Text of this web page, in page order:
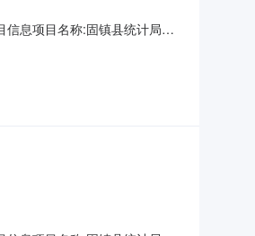
息项目名称:固镇县统计局关
: